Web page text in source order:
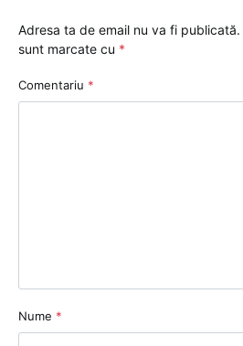
Adresa ta de email nu va fi publicată.
sunt marcate cu *
Comentariu *
Nume *